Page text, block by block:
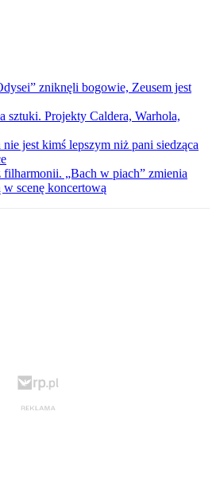
zniknęli bogowie, Zeusem jest
sztuki. Projekty Caldera, Warhola,
jest kimś lepszym niż pani siedząca
„Bach w piach” zmienia
scenę koncertową